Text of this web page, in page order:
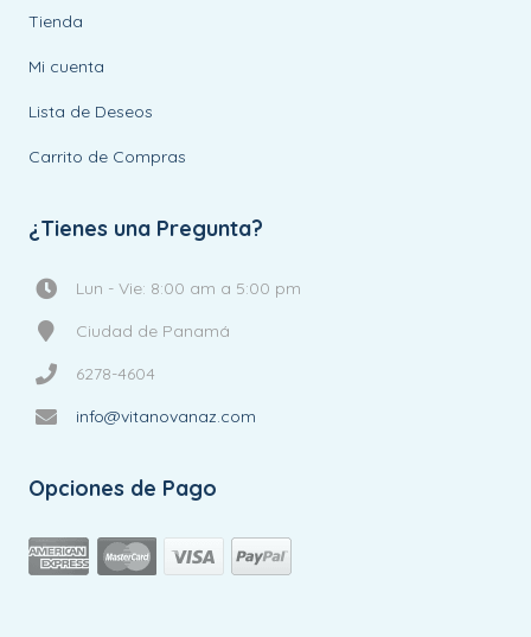
Tienda
Mi cuenta
Lista de Deseos
Carrito de Compras
¿Tienes una Pregunta?
Lun - Vie: 8:00 am a 5:00 pm
Ciudad de Panamá
6278-4604
info@vitanovanaz.com
Opciones de Pago